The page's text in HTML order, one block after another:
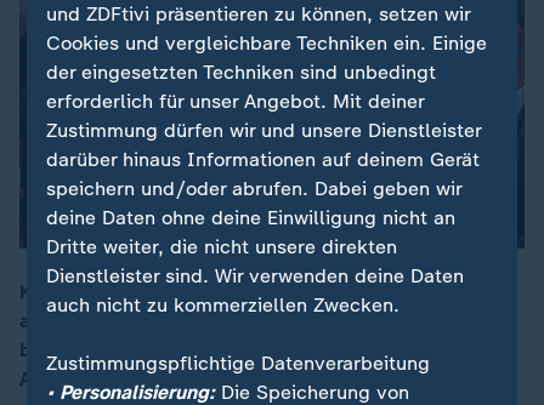
Künstliche Intelligenz ist das beherrschende Thema
auf der Hannover Messe. Arbeitsabläufe in Fabriken
beispielsweise sollen durch neuartige virtuelle
Assistenten erleichtert werden.
und ZDFtivi präsentieren zu können, setzen wir
Cookies und vergleichbare Techniken ein. Einige
der eingesetzten Techniken sind unbedingt
erforderlich für unser Angebot. Mit deiner
Zustimmung dürfen wir und unsere Dienstleister
darüber hinaus Informationen auf deinem Gerät
speichern und/oder abrufen. Dabei geben wir
deine Daten ohne deine Einwilligung nicht an
Dritte weiter, die nicht unsere direkten
Dienstleister sind. Wir verwenden deine Daten
auch nicht zu kommerziellen Zwecken.
Zustimmungspflichtige Datenverarbeitung
• Personalisierung:Die Speicherung von